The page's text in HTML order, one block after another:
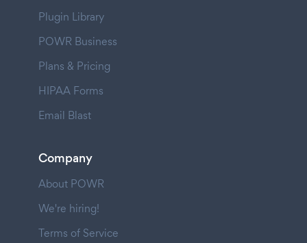
Plugin Library
POWR Business
Plans & Pricing
HIPAA Forms
Email Blast
Company
About POWR
We're hiring!
Terms of Service